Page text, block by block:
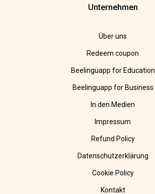
Unternehmen
Über uns
Redeem coupon
Beelinguapp for Education
Beelinguapp for Business
In den Medien
Impressum
Refund Policy
Datenschutzerklärung
Cookie Policy
Kontakt